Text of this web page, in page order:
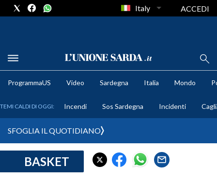
METEO
CRONACA SARDEGNA
Italy ACCEDI
ProgrammaUS Video Sardegna Italia Mondo
TEMI CALDI DI OGGI: Incendi Sos Sardegna Incidenti
SFOGLIA IL QUOTIDIANO
BASKET